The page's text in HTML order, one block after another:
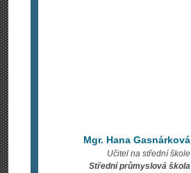
Mgr. Hana Gasnárková
Učitel na střední škole
Střední průmyslová škola